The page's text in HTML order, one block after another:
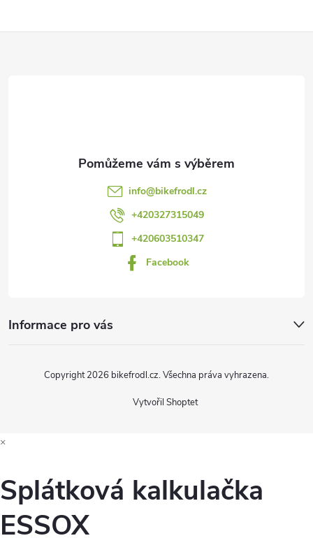
info@bikefrodl.cz
+420327315049
+420603510347
Facebook
Informace pro vás
Vytvořil Shoptet
Copyright 2026 bikefrodl.cz. Všechna práva vyhrazena.
×
Splátková kalkulačka
ESSOX